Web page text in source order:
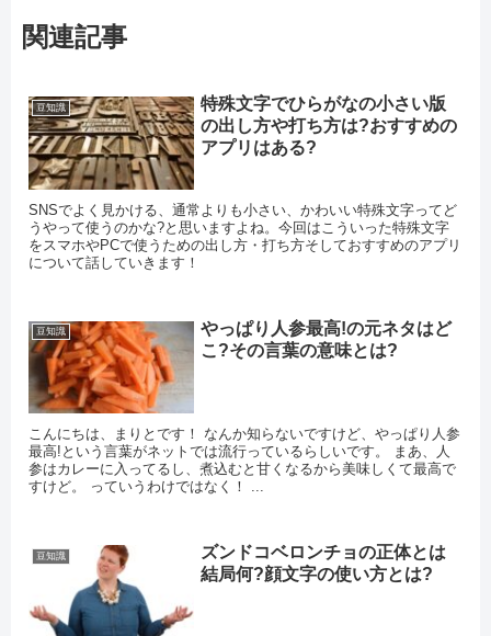
関連記事
豆知識
特殊文字でひらがなの小さい版
の出し方や打ち方は?おすすめの
アプリはある?
SNSでよく見かける、通常よりも小さい、かわいい特殊文字ってど
うやって使うのかな?と思いますよね。今回はこういった特殊文字
をスマホやPCで使うための出し方・打ち方そしておすすめのアプリ
について話していきます！
豆知識
やっぱり人参最高!の元ネタはど
こ?その言葉の意味とは?
こんにちは、まりとです！ なんか知らないですけど、やっぱり人参
最高!という言葉がネットでは流行っているらしいです。 まあ、人
参はカレーに入ってるし、煮込むと甘くなるから美味しくて最高で
すけど。 っていうわけではなく！ ...
豆知識
ズンドコベロンチョの正体とは
結局何?顔文字の使い方とは?